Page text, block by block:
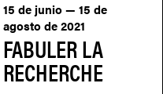
FABULER LA
RECHERCHE
15 de junio — 15 de
agosto de 2021